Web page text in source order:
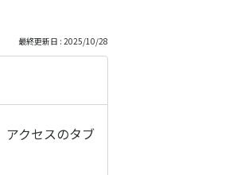
最終更新日 : 2025/10/28
アクセスのタブ